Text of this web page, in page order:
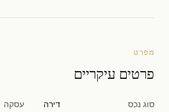
מפרט
פרטים עיקריים
סוג נכס דירה עסקה